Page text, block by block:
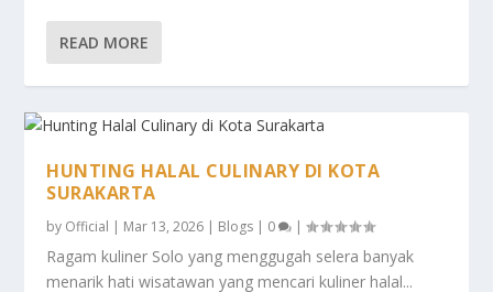
READ MORE
HUNTING HALAL CULINARY DI KOTA
SURAKARTA
by Official | Mar 13, 2026 | Blogs | 0 |
Ragam kuliner Solo yang menggugah selera banyak
menarik hati wisatawan yang mencari kuliner halal...